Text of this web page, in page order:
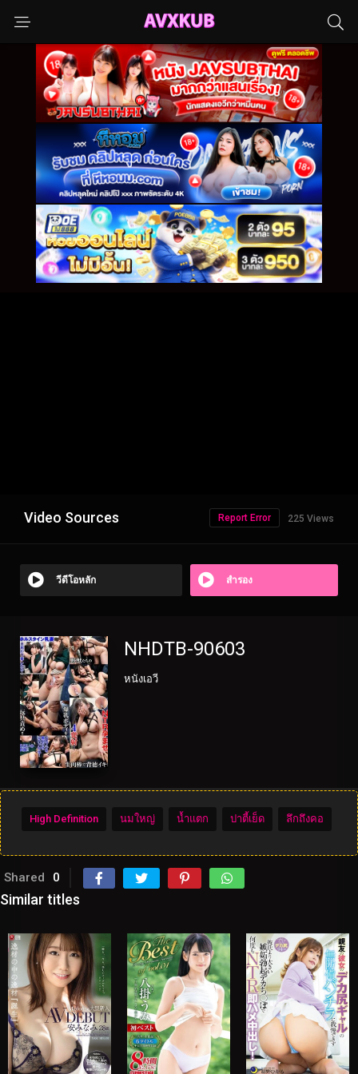
Video Sources 225 Views
Report Error
วีดีโอหลัก สำรอง
NHDTB-90603
หนังเอวี
High Definition นมใหญ่ น้ำแตก ปาตี้เย็ด ลึกถึงคอ
Shared 0
Similar titles